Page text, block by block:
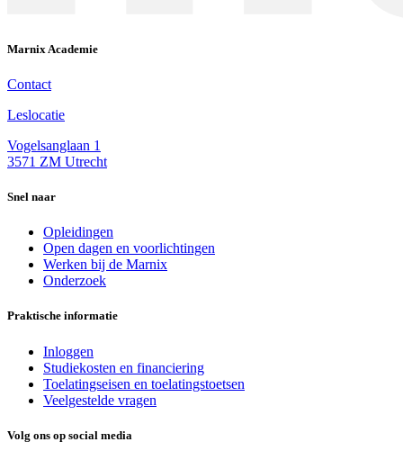
Marnix Academie
Contact
Leslocatie
Vogelsanglaan 1
3571 ZM Utrecht
Snel naar
Opleidingen
Open dagen en voorlichtingen
Werken bij de Marnix
Onderzoek
Praktische informatie
Inloggen
Studiekosten en financiering
Toelatingseisen en toelatingstoetsen
Veelgestelde vragen
Volg ons op social media